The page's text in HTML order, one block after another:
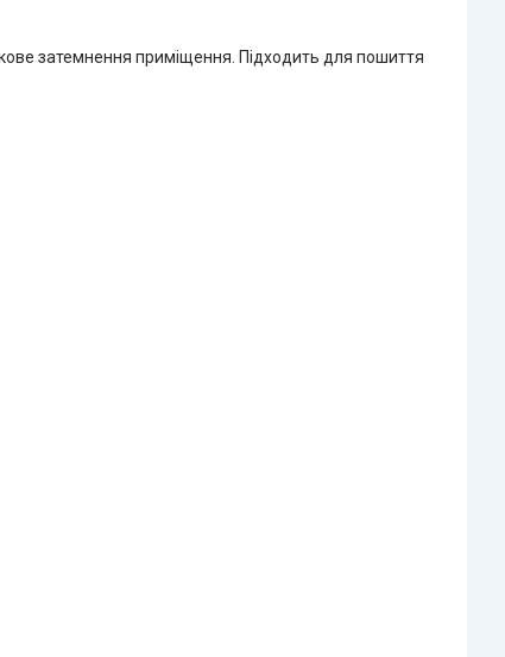
затемнення приміщення. Підходить для пошиття